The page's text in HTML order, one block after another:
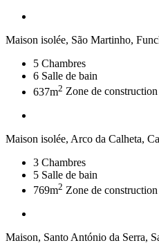
Maison isolée, São Martinho,
5 Chambres
6 Salle de bain
637m2 Zone de construction
Maison isolée, Arco da Calheta,
3 Chambres
5 Salle de bain
769m2 Zone de construction
Maison, Santo António da Serra,